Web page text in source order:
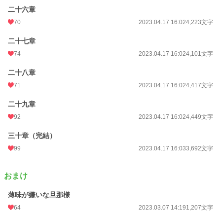
二十六章
70 2023.04.17 16:024,223文字
二十七章
74 2023.04.17 16:024,101文字
二十八章
71 2023.04.17 16:024,417文字
二十九章
92 2023.04.17 16:024,449文字
三十章（完結）
99 2023.04.17 16:033,692文字
おまけ
薄味が嫌いな旦那様
64 2023.03.07 14:191,207文字